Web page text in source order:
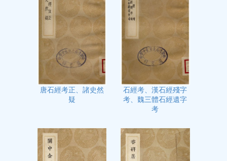
唐石經考正、諸史然
疑
石經考、漢石經殘字
考、魏三體石經遺字
考